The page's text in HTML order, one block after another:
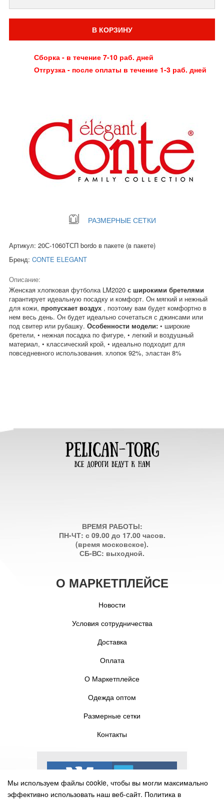
В КОРЗИНУ
Сборка - в течение 7-10 раб. дней
Отгрузка - после оплаты в течение 1-3 раб. дней
РАЗМЕРНЫЕ СЕТКИ
Артикул: 20С-1060ТСП bordo в пакете (в пакете)
Бренд: CONTE ELEGANT
Описание:
Женская хлопковая футболка LM2020 с широкими бретелями
гарантирует идеальную посадку и комфорт. Он мягкий и нежный
для кожи, пропускает воздух , поэтому вам будет комфортно в
нем весь день. Он будет идеально сочетаться с джинсами или
под свитер или рубашку. Особенности модели: • широкие
бретели, • нежная посадка по фигуре, • легкий и воздушный
материал, • классический крой, • идеально подходит для
повседневного использования. хлопок 92%, эластан 8%
ВРЕМЯ РАБОТЫ:
ПН-ЧТ: с 09.00 до 17.00 часов.
(время московское).
СБ-ВС: выходной.
О МАРКЕТПЛЕЙСЕ
Новости
Условия сотрудничества
Доставка
Оплата
О Маркетплейсе
Одежда оптом
Размерные сетки
Контакты
Мы используем файлы cookie, чтобы вы могли максимально
эффективно использовать наш веб-сайт. Политика в